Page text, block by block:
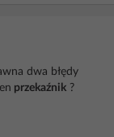
dwa błędy
przekaźnik ?